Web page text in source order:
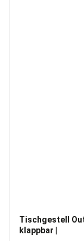
Tischgestell
klappbar |